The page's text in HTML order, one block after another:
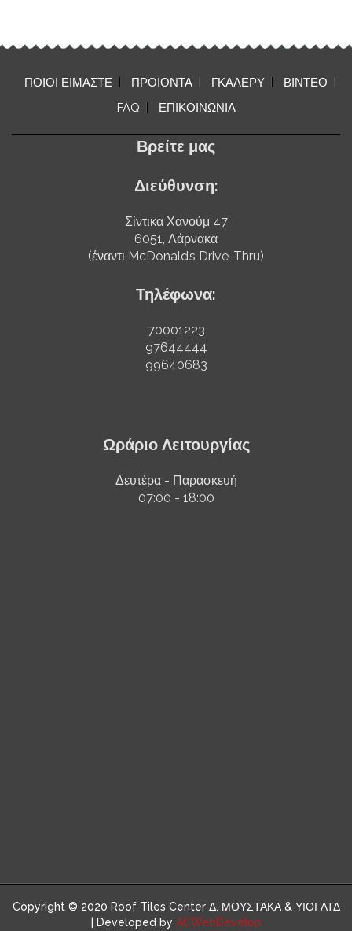
ΠΟΙΟΙ ΕΙΜΑΣΤΕ ΠΡΟΙΟΝΤΑ ΓΚΑΛΕΡΥ
ΒΙΝΤΕΟ
FAQ
ΕΠΙΚΟΙΝΩΝΙΑ
Βρείτε μας
Διεύθυνση:
Σίντικα Χανούμ 47
6051, Λάρνακα
(έναντι McDonald’s Drive-Thru)
Τηλέφωνα:
70001223
97644444
99640683
Ωράριο Λειτουργίας
Δευτέρα - Παρασκευή
07:00 - 18:00
Copyright © 2020 Roof Tiles Center Δ. ΜΟΥΣΤΑΚΑ & ΥΙΟΙ ΛΤΔ
| Developed by ACWebDevelop